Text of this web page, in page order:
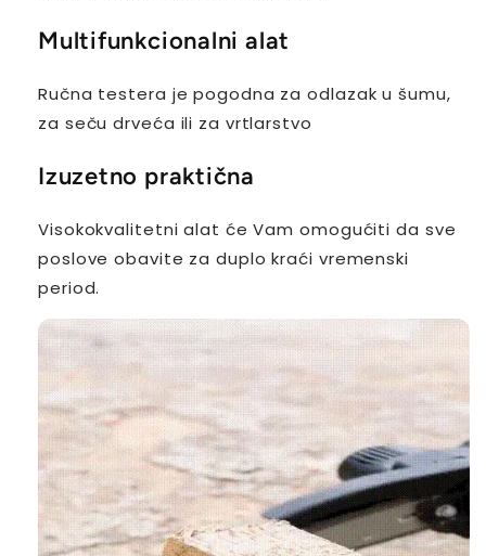
Multifunkcionalni alat
Ručna testera je pogodna za odlazak u šumu,
za seču drveća ili za vrtlarstvo
Izuzetno praktična
Visokokvalitetni alat će Vam omogućiti da sve
poslove obavite za duplo kraći vremenski
period.